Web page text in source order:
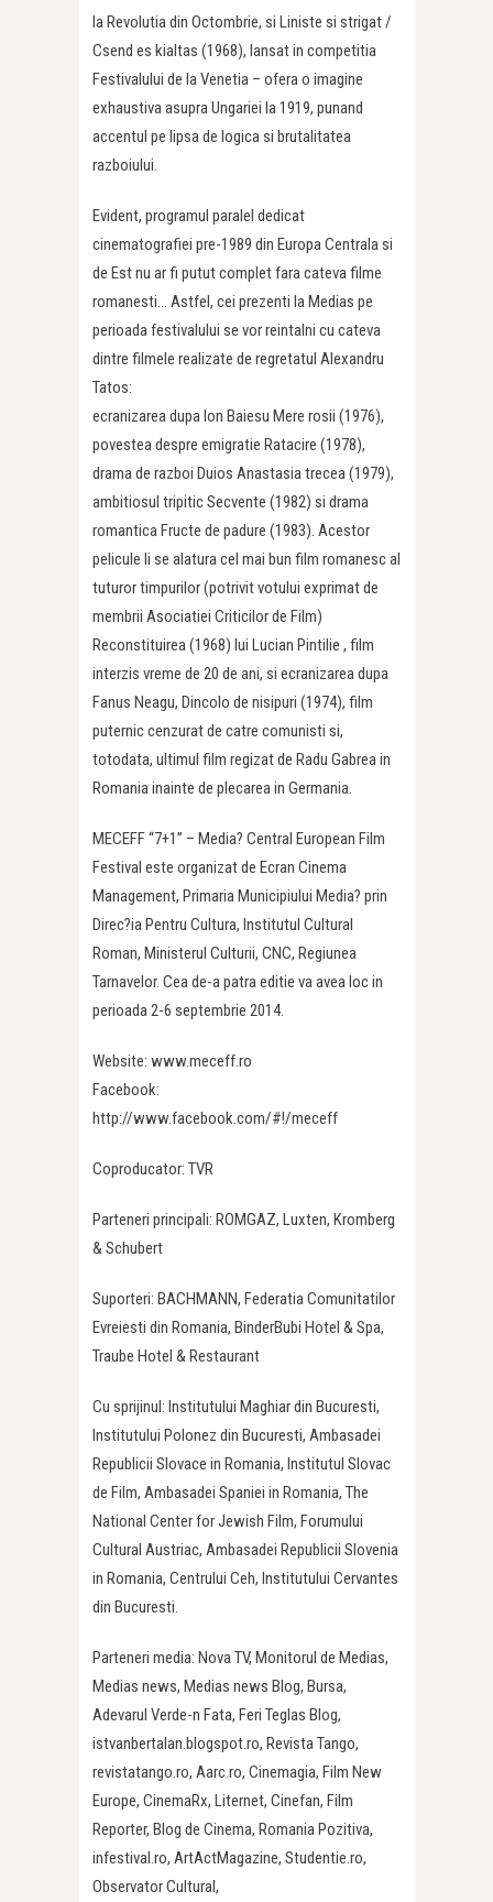
la Revolutia din Octombrie, si Liniste si strigat /
Csend es kialtas (1968), lansat in competitia
Festivalului de la Venetia – ofera o imagine
exhaustiva asupra Ungariei la 1919, punand
accentul pe lipsa de logica si brutalitatea
razboiului.
Evident, programul paralel dedicat
cinematografiei pre-1989 din Europa Centrala si
de Est nu ar fi putut complet fara cateva filme
romanesti… Astfel, cei prezenti la Medias pe
perioada festivalului se vor reintalni cu cateva
dintre filmele realizate de regretatul Alexandru
Tatos:
ecranizarea dupa Ion Baiesu Mere rosii (1976),
povestea despre emigratie Ratacire (1978),
drama de razboi Duios Anastasia trecea (1979),
ambitiosul tripitic Secvente (1982) si drama
romantica Fructe de padure (1983). Acestor
pelicule li se alatura cel mai bun film romanesc al
tuturor timpurilor (potrivit votului exprimat de
membrii Asociatiei Criticilor de Film)
Reconstituirea (1968) lui Lucian Pintilie , film
interzis vreme de 20 de ani, si ecranizarea dupa
Fanus Neagu, Dincolo de nisipuri (1974), film
puternic cenzurat de catre comunisti si,
totodata, ultimul film regizat de Radu Gabrea in
Romania inainte de plecarea in Germania.
MECEFF “7+1” – Media? Central European Film
Festival este organizat de Ecran Cinema
Management, Primaria Municipiului Media? prin
Direc?ia Pentru Cultura, Institutul Cultural
Roman, Ministerul Culturii, CNC, Regiunea
Tarnavelor. Cea de-a patra editie va avea loc in
perioada 2-6 septembrie 2014.
Website: www.meceff.ro
Facebook:
http://www.facebook.com/#!/meceff
Coproducator: TVR
Parteneri principali: ROMGAZ, Luxten, Kromberg
& Schubert
Suporteri: BACHMANN, Federatia Comunitatilor
Evreiesti din Romania, BinderBubi Hotel & Spa,
Traube Hotel & Restaurant
Cu sprijinul: Institutului Maghiar din Bucuresti,
Institutului Polonez din Bucuresti, Ambasadei
Republicii Slovace in Romania, Institutul Slovac
de Film, Ambasadei Spaniei in Romania, The
National Center for Jewish Film, Forumului
Cultural Austriac, Ambasadei Republicii Slovenia
in Romania, Centrului Ceh, Institutului Cervantes
din Bucuresti.
Parteneri media: Nova TV, Monitorul de Medias,
Medias news, Medias news Blog, Bursa,
Adevarul Verde-n Fata, Feri Teglas Blog,
istvanbertalan.blogspot.ro, Revista Tango,
revistatango.ro, Aarc.ro, Cinemagia, Film New
Europe, CinemaRx, Liternet, Cinefan, Film
Reporter, Blog de Cinema, Romania Pozitiva,
infestival.ro, ArtActMagazine, Studentie.ro,
Observator Cultural,